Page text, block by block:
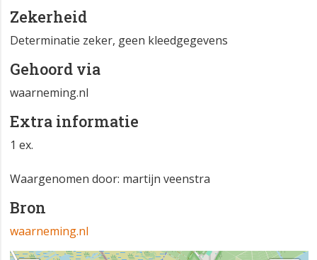
Zekerheid
Determinatie zeker, geen kleedgegevens
Gehoord via
waarneming.nl
Extra informatie
1 ex.
Waargenomen door: martijn veenstra
Bron
waarneming.nl